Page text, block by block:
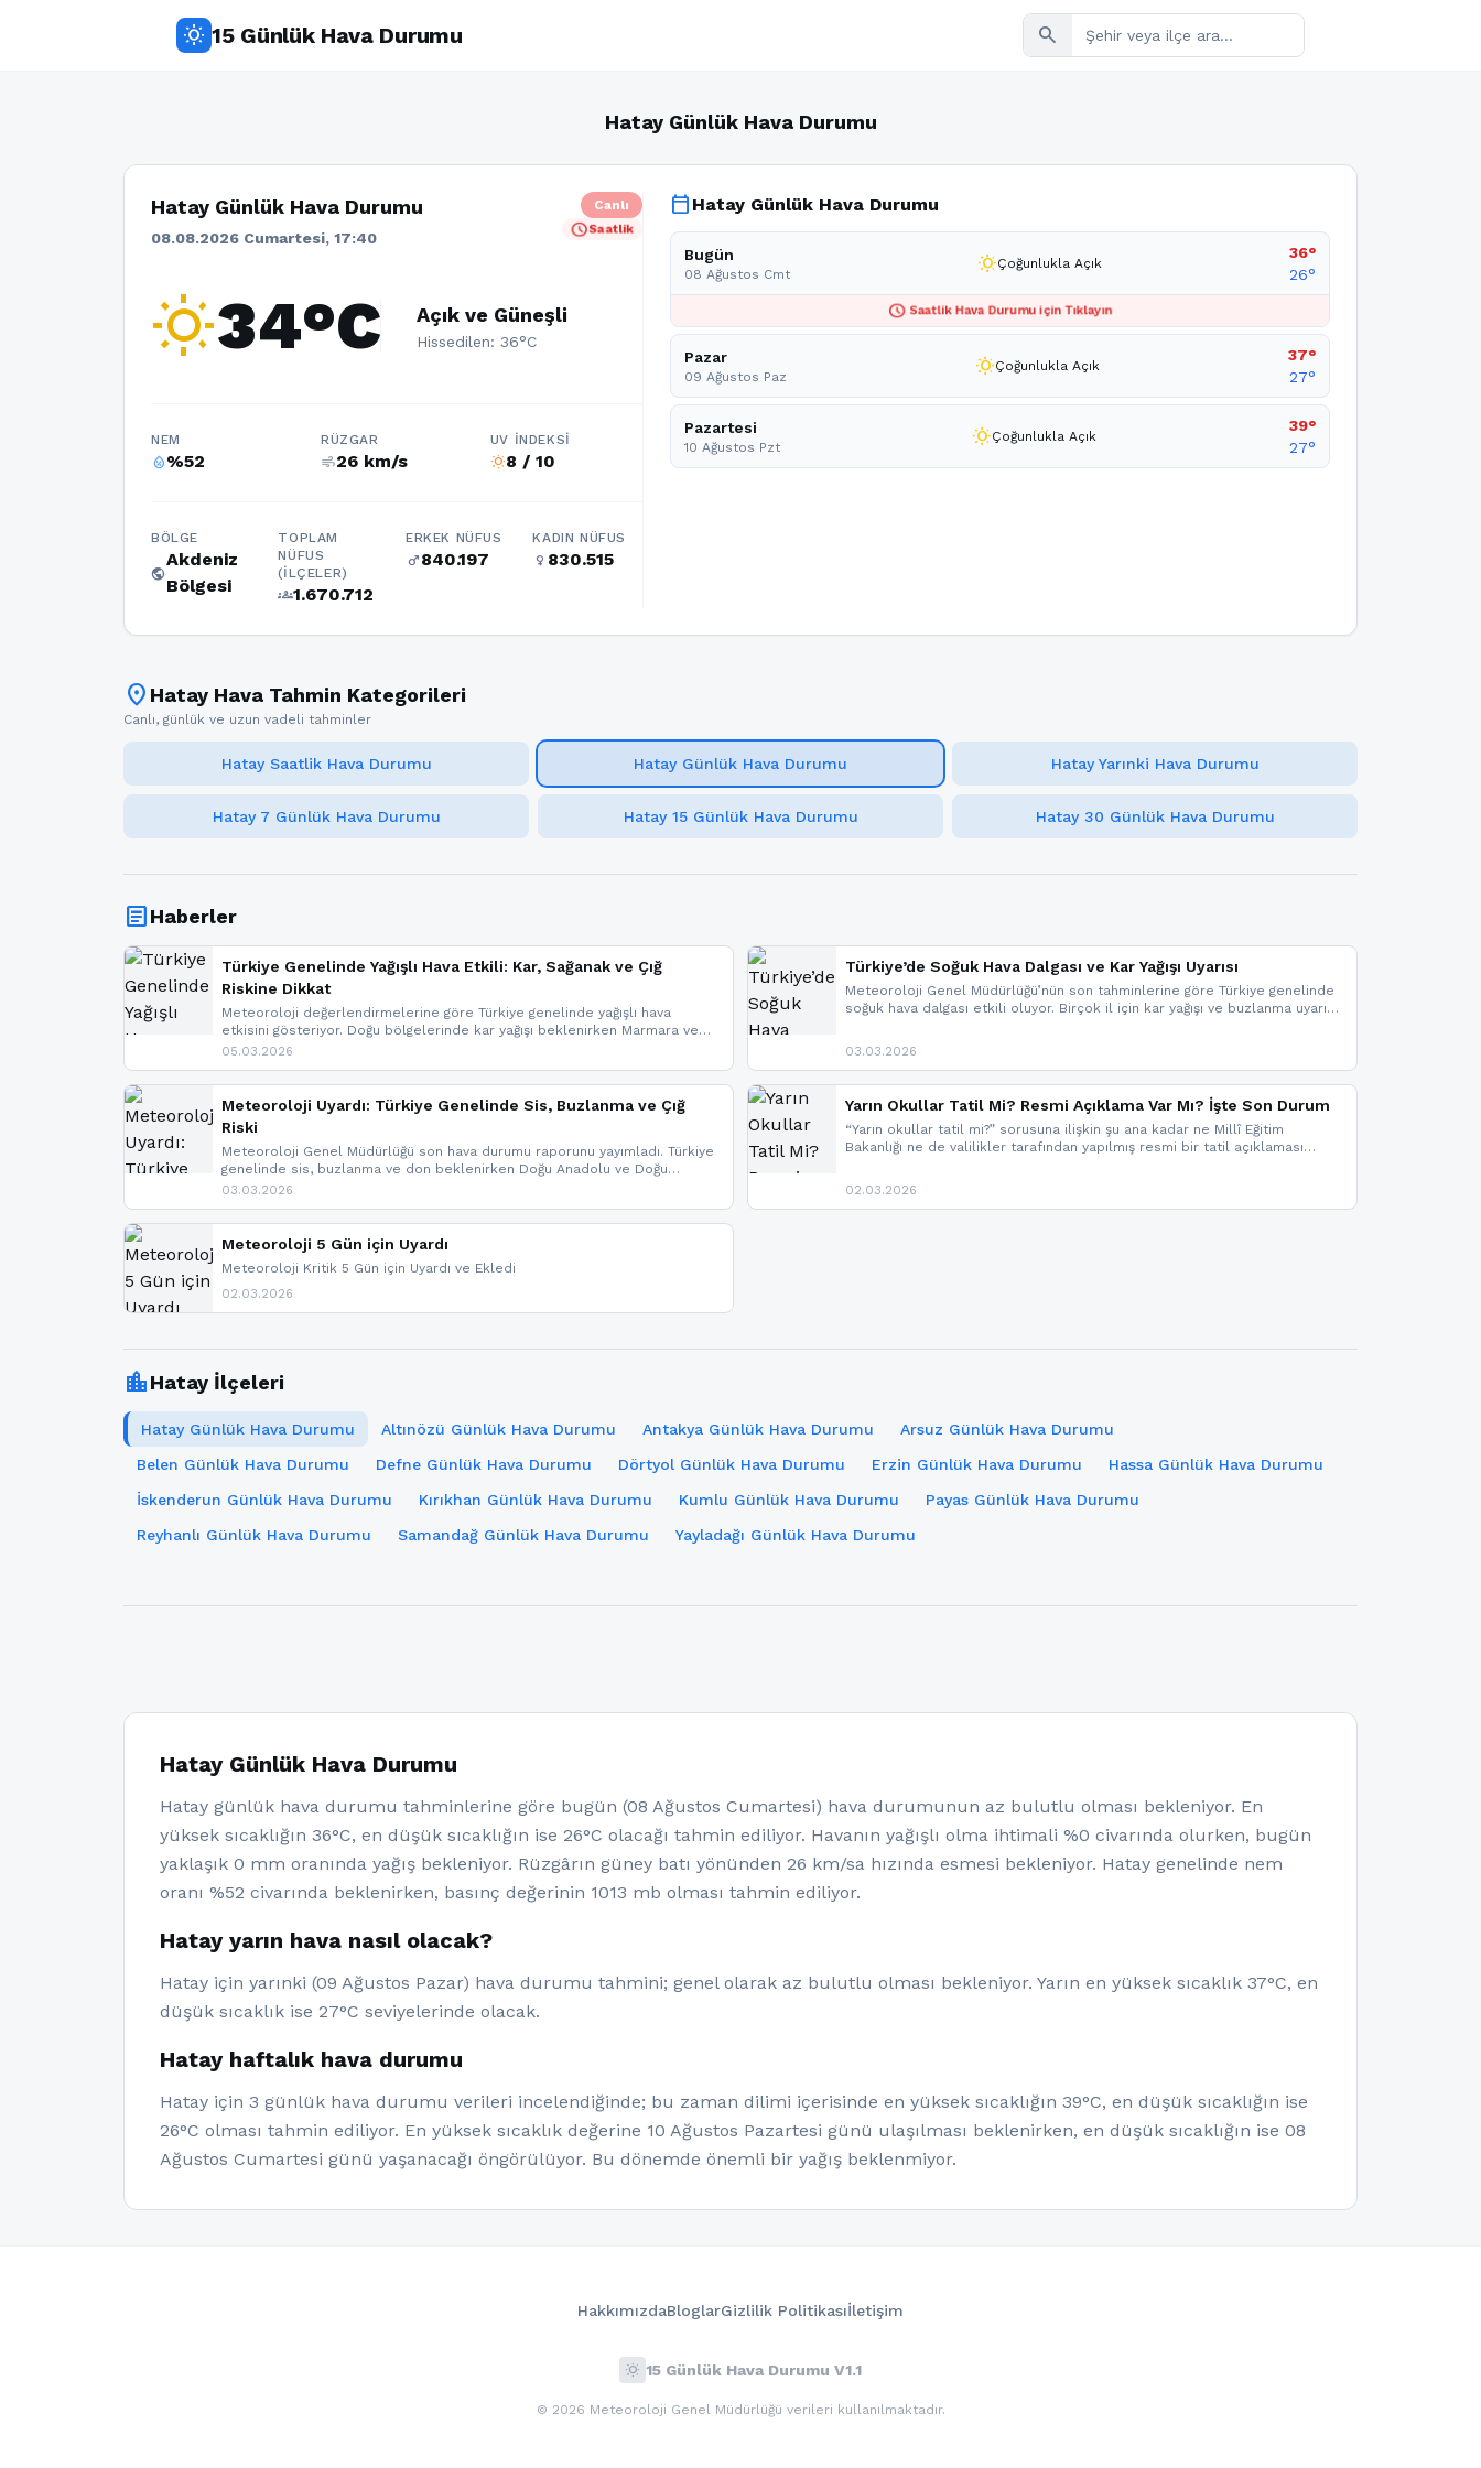
wb_sunny 15 Günlük Hava Durumu search
Hatay Günlük Hava Durumu
Hatay Günlük Hava Durumu
08.08.2026 Cumartesi, 17:40
Canlı
scheduleSaatlik
wb_sunny34°C Açık ve Güneşli
Hissedilen: 36°C
NEM
humidity_percentage%52
RÜZGAR
air26 km/s
UV İNDEKSI
wb_sunny8 / 10
BÖLGE
public
Akdeniz
Bölgesi
TOPLAM
NÜFUS
(İLÇELER)
groups1.670.712
ERKEK NÜFUS
male840.197
KADIN NÜFUS
female 830.515
calendar_today Hatay Günlük Hava Durumu
Bugün
08 Ağustos Cmt wb_sunnyÇoğunlukla Açık
36°
26°
schedule Saatlik Hava Durumu için Tıklayın
Pazar
09 Ağustos Paz wb_sunnyÇoğunlukla Açık
37°
27°
Pazartesi
10 Ağustos Pzt wb_sunnyÇoğunlukla Açık
39°
27°
location_on Hatay Hava Tahmin Kategorileri
Canlı, günlük ve uzun vadeli tahminler
Hatay Saatlik Hava Durumu Hatay Günlük Hava Durumu Hatay Yarınki Hava Durumu
Hatay 7 Günlük Hava Durumu Hatay 15 Günlük Hava Durumu Hatay 30 Günlük Hava Durumu
articleHaberler
Türkiye Genelinde Yağışlı Hava Etkili: Kar, Sağanak ve Çığ
Riskine Dikkat
Meteoroloji değerlendirmelerine göre Türkiye genelinde yağışlı hava
etkisini gösteriyor. Doğu bölgelerinde kar yağışı beklenirken Marmara ve
Kuzey Ege’de sağanak yağmur, yüksek kesimlerde ise çığ tehlikesi
yaşanabileceği belirtiliyor.
05.03.2026
Türkiye’de Soğuk Hava Dalgası ve Kar Yağışı Uyarısı
Meteoroloji Genel Müdürlüğü’nün son tahminlerine göre Türkiye genelinde
soğuk hava dalgası etkili oluyor. Birçok il için kar yağışı ve buzlanma uyarısı
03.03.2026
Meteoroloji Uyardı: Türkiye Genelinde Sis, Buzlanma ve Çığ
Riski
Meteoroloji Genel Müdürlüğü son hava durumu raporunu yayımladı. Türkiye
genelinde sis, buzlanma ve don beklenirken Doğu Anadolu ve Doğu
Karadeniz’in yüksek kesimlerinde çığ riski uyarısı yapıldı. İşte son dakika
03.03.2026
Yarın Okullar Tatil Mi? Resmi Açıklama Var Mı? İşte Son Durum
“Yarın okullar tatil mi?” sorusuna ilişkin şu ana kadar ne Millî Eğitim
Bakanlığı ne de valilikler tarafından yapılmış resmi bir tatil açıklaması
paylaşacağız. En hızlı şekilde haberdar olmak için sitemizi takip edebilir ve
02.03.2026
Meteoroloji 5 Gün için Uyardı
Meteoroloji Kritik 5 Gün için Uyardı ve Ekledi
02.03.2026
location_cityHatay İlçeleri
Hatay Günlük Hava Durumu Altınözü Günlük Hava Durumu Antakya Günlük Hava Durumu
Arsuz Günlük Hava Durumu
Belen Günlük Hava Durumu
Defne Günlük Hava Durumu Dörtyol Günlük Hava Durumu Erzin Günlük Hava Durumu
Hassa Günlük Hava Durumu
İskenderun Günlük Hava Durumu
Kırıkhan Günlük Hava Durumu Kumlu Günlük Hava Durumu
Payas Günlük Hava Durumu
Reyhanlı Günlük Hava Durumu
Samandağ Günlük Hava Durumu Yayladağı Günlük Hava Durumu
Hatay Günlük Hava Durumu
Hatay günlük hava durumu tahminlerine göre bugün (08 Ağustos Cumartesi) hava durumunun az bulutlu olması bekleniyor. En
yüksek sıcaklığın 36°C, en düşük sıcaklığın ise 26°C olacağı tahmin ediliyor. Havanın yağışlı olma ihtimali %0 civarında olurken, bugün
yaklaşık 0 mm oranında yağış bekleniyor. Rüzgârın güney batı yönünden 26 km/sa hızında esmesi bekleniyor. Hatay genelinde nem
oranı %52 civarında beklenirken, basınç değerinin 1013 mb olması tahmin ediliyor.
Hatay yarın hava nasıl olacak?
Hatay için yarınki (09 Ağustos Pazar) hava durumu tahmini; genel olarak az bulutlu olması bekleniyor. Yarın en yüksek sıcaklık 37°C, en
düşük sıcaklık ise 27°C seviyelerinde olacak.
Hatay haftalık hava durumu
Hatay için 3 günlük hava durumu verileri incelendiğinde; bu zaman dilimi içerisinde en yüksek sıcaklığın 39°C, en düşük sıcaklığın ise
26°C olması tahmin ediliyor. En yüksek sıcaklık değerine 10 Ağustos Pazartesi günü ulaşılması beklenirken, en düşük sıcaklığın ise 08
Ağustos Cumartesi günü yaşanacağı öngörülüyor. Bu dönemde önemli bir yağış beklenmiyor.
HakkımızdaBloglarGizlilik Politikasıİletişim
wb_sunny 15 Günlük Hava Durumu V1.1
© 2026 Meteoroloji Genel Müdürlüğü verileri kullanılmaktadır.